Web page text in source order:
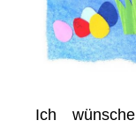
Ich